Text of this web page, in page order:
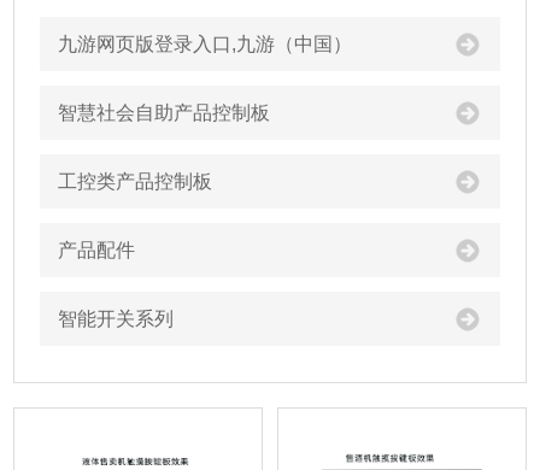
九游网页版登录入口,九游（中国）
智慧社会自助产品控制板
工控类产品控制板
产品配件
智能开关系列